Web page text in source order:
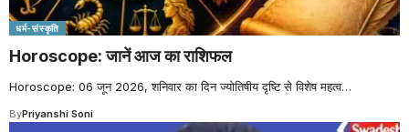
धर्म-संस्कृति
Horoscope: जानें आज का राशिफल
Horoscope: 06 जून 2026, शनिवार का दिन ज्योतिषीय दृष्टि से विशेष महत्व…
ByPriyanshi Soni